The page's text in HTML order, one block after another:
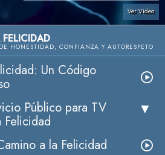
Ver Video
HONESTIDAD, CONFIANZA Y AUTORESPETO
Un Código
Público para TV
Felicidad
a la Felicidad